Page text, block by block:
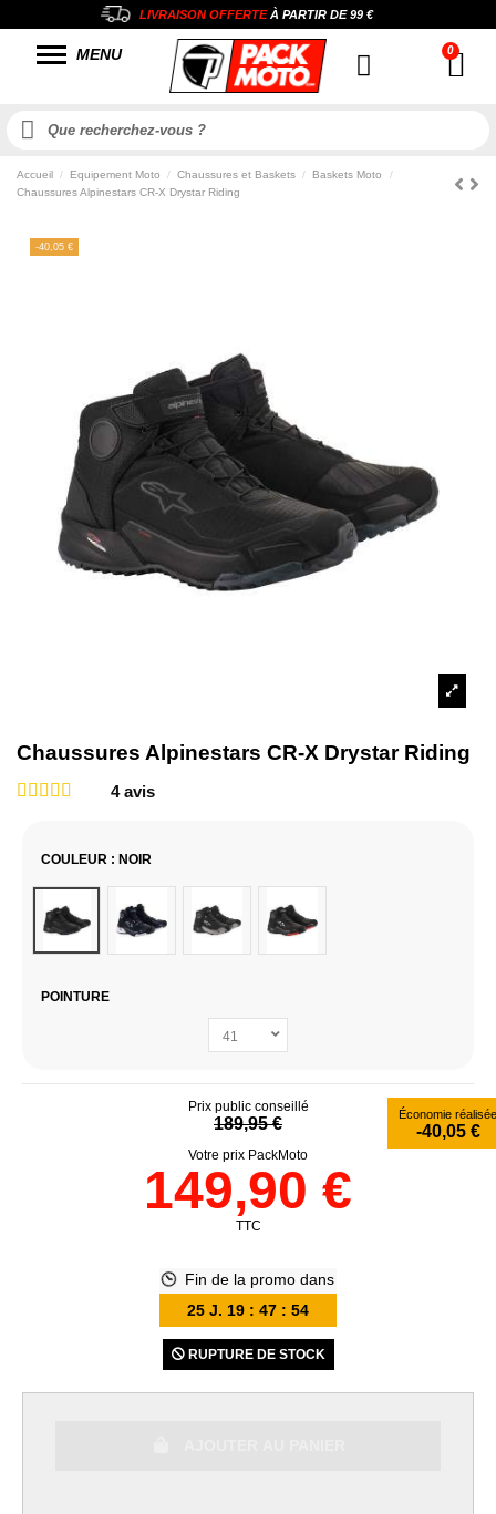
LIVRAISON OFFERTEÀ PARTIR DE99 €
MENU
Accueil Equipement Moto Chaussures et Baskets
Baskets Moto
Chaussures Alpinestars CR-X Drystar Riding
-40,05 €
Chaussures Alpinestars CR-X Drystar Riding
4avis
COULEUR : NOIR
POINTURE
Prix public conseillé
189,95 € Économie réalisée
-40,05 €
Votre prix PackMoto
149,90 €
TTC
Fin de la promo dans
25 J. 19 : 47 : 53
RUPTURE DE STOCK